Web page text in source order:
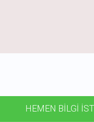
HEMEN BİLGİ